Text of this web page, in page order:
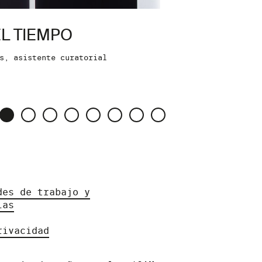
TIEMPO
asistente curatorial
de trabajo y